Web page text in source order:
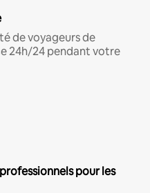
de voyageurs de
24h/24 pendant votre
pour les